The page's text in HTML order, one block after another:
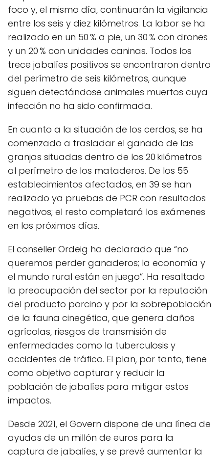
foco y, el mismo día, continuarán la vigilancia
entre los seis y diez kilómetros. La labor se ha
realizado en un 50 % a pie, un 30 % con drones
y un 20 % con unidades caninas. Todos los
trece jabalíes positivos se encontraron dentro
del perímetro de seis kilómetros, aunque
siguen detectándose animales muertos cuya
infección no ha sido confirmada.
En cuanto a la situación de los cerdos, se ha
comenzado a trasladar el ganado de las
granjas situadas dentro de los 20 kilómetros
al perímetro de los mataderos. De los 55
establecimientos afectados, en 39 se han
realizado ya pruebas de PCR con resultados
negativos; el resto completará los exámenes
en los próximos días.
El conseller Ordeig ha declarado que “no
queremos perder ganaderos; la economía y
el mundo rural están en juego”. Ha resaltado
la preocupación del sector por la reputación
del producto porcino y por la sobrepoblación
de la fauna cinegética, que genera daños
agrícolas, riesgos de transmisión de
enfermedades como la tuberculosis y
accidentes de tráfico. El plan, por tanto, tiene
como objetivo capturar y reducir la
población de jabalíes para mitigar estos
impactos.
Desde 2021, el Govern dispone de una línea de
ayudas de un millón de euros para la
captura de jabalíes, y se prevé aumentar la